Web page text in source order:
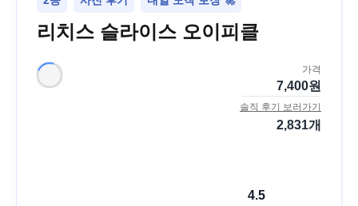
리치스 슬라이스 오이피클
가격
7,400원
솔직 후기 보러가기
2,831개
4.5